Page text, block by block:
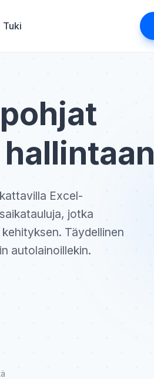
Tuki
Excel-
jotka
Täydellinen
autolainoillekin.